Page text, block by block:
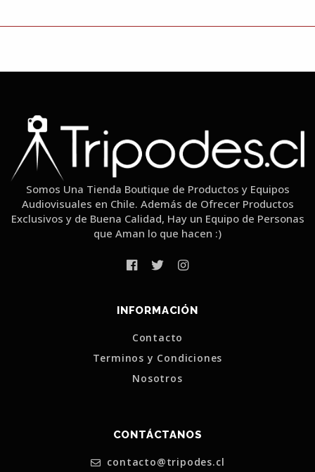
Somos Una Tienda Boutique de Productos y Equipos
Audiovisuales en Chile. Además de Ofrecer Productos
Exclusivos y de Buena Calidad, Hay un Equipo de Personas
que Aman lo que hacen :)
INFORMACIÓN
Contacto
Terminos y Condiciones
Nosotros
CONTÁCTANOS
contacto@tripodes.cl